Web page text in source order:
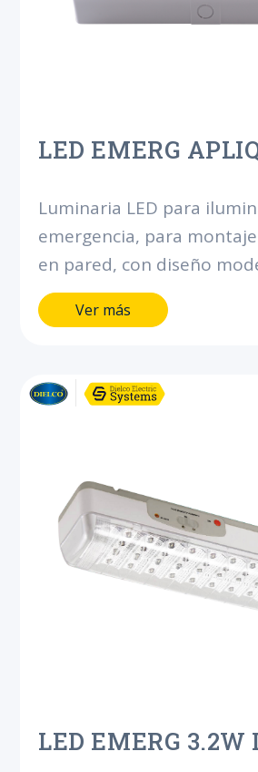
LED EMERG
Luminaria LED para
emergencia, para
en pared, con diseño
robusto.Proyección
con batería integrada
Ver más
LED EMERG 3.2W